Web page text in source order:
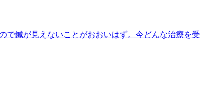
で鍼が見えないことがおおいはず。今どんな治療を受